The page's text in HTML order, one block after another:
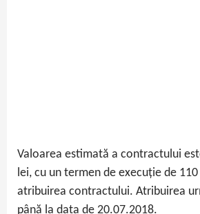
Valoarea estimată a contractului
lei, cu un termen de execuție de
atribuirea contractului. Atribuirea
până la data de 20.07.2018.